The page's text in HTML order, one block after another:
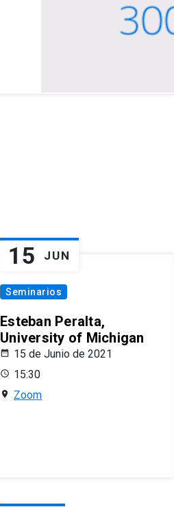
15 JUN
Seminarios
Esteban Peralta,
University of Michigan
15 de Junio de 2021
15:30
Zoom